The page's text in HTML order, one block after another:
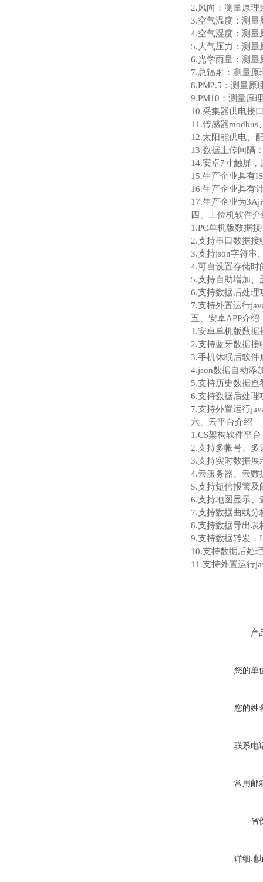
2.风向：测量原理
3.空气温度：测
4.空气湿度：测量
5.大气压力：测量
6.光学雨量：测量
7.总辐射：测量原
8.PM2.5：测量原
9.PM10：测量原
10.采集器供电接
11.传感器
12.太阳能供电、
13.数据上传间隔
14.安卓7寸触屏
15.生产企业具有
16.生产企业具有
17.生产企业为
四、上位机软件介
1.PC单机版数据
2.支持串口数据接
3.支持json字符串
4.可自设置存储时
5.支持自助增加
6.支持数据后处理
7.支持外置运行
五、安卓APP介绍
1.安卓单机版数
2.支持蓝牙数据接
3.手机休眠后软件
4.json数据自动添
5.支持历史数据
6.支持数据后处理
7.支持外置运行
六、云平台介绍
1.CS架构软件平
2.支持多帐号、多
3.支持实时数据展
4.云服务器、云数
5.支持短信报警及
6.支持地图显示、
7.支持数据曲线分
8.支持数据导出表
9.支持数据转发，
10.支持数据后处
11.支持外置运行
产
您的单
您的姓
联系电
常用邮
省
详细地